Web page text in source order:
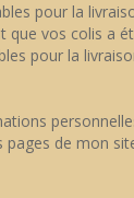
pour la
que vos colis a
pour la
de mon